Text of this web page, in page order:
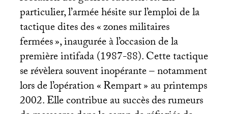
particulier, l’armée hésite sur l’emploi de la
tactique dites des «zones militaires
fermées», inaugurée à l’occasion de la
première intifada (1987-88). Cette tactique
se révèlera souvent inopérante – notamment
lors de l’opération «Rempart» au printemps
2002. Elle contribue au succès des rumeurs